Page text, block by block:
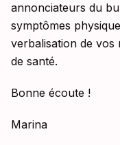
annonciateurs du
symptômes
verbalisation de vos
de santé.
Bonne écoute !
Marina